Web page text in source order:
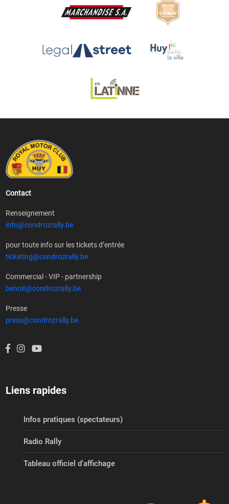
Contact
Renseignement
info@condrozrally.be
pour toute info sur les tickets d’entrée
ticketing@condrozrally.be
Commercial - VIP - partnership
benoit@condrozrally.be
Presse
press@condrozrally.be
Liens rapides
Infos pratiques (spectateurs)
Radio Rally
Tableau officiel d'affichage